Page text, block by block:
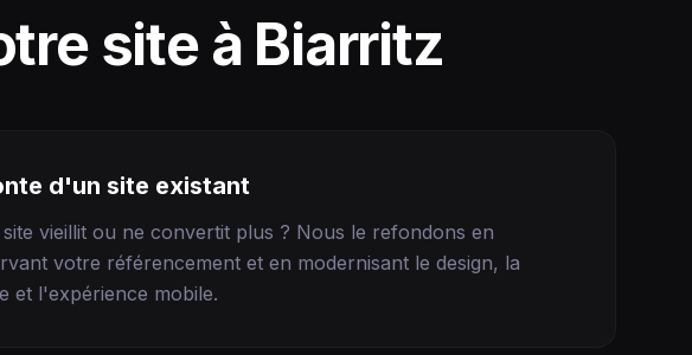
site à Biarritz
d'un site existant
vieillit ou ne convertit plus ? Nous le refondons en
votre référencement et en modernisant le design, la
et l'expérience mobile.